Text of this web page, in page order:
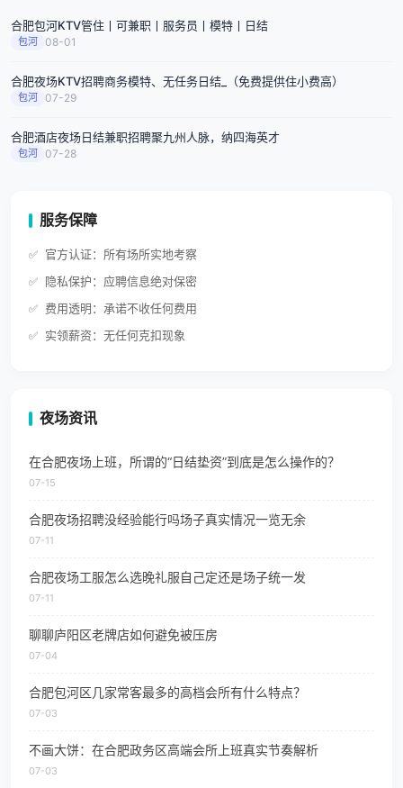
合肥包河KTV管住丨可兼职丨服务员丨模特丨日结
包河 08-01
合肥夜场KTV招聘商务模特、无任务日结_（免费提供住小费高）
包河 07-29
合肥酒店夜场日结兼职招聘聚九州人脉，纳四海英才
包河 07-28
服务保障
官方认证：所有场所实地考察
隐私保护：应聘信息绝对保密
费用透明：承诺不收任何费用
实领薪资：无任何克扣现象
夜场资讯
在合肥夜场上班，所谓的“日结垫资”到底是怎么操作的？
07-15
合肥夜场招聘没经验能行吗场子真实情况一览无余
07-11
合肥夜场工服怎么选晚礼服自己定还是场子统一发
07-11
聊聊庐阳区老牌店如何避免被压房
07-04
合肥包河区几家常客最多的高档会所有什么特点？
07-03
不画大饼：在合肥政务区高端会所上班真实节奏解析
07-03